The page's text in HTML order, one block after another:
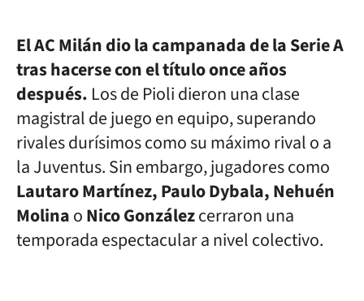
El AC Milán dio la campanada de la Serie A
tras hacerse con el título once años
después. Los de Pioli dieron una clase
magistral de juego en equipo, superando
rivales durísimos como su máximo rival o a
la Juventus. Sin embargo, jugadores como
Lautaro Martínez, Paulo Dybala, Nehuén
MolinaoNico Gonzálezcerraron una
temporada espectacular a nivel colectivo.